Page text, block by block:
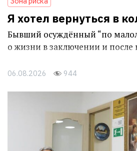
Я хотел вернуться в
Бывший осуждённый “по
о жизни в заключении и после
06.08.2026 944